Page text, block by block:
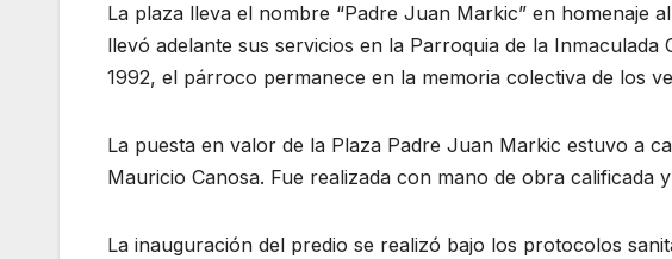
La plaza lleva el nombre “Padre Juan Markic” en homenaje
llevó adelante sus servicios en la Parroquia de la
1992, el párroco permanece en la memoria colectiva de los
La puesta en valor de la Plaza Padre Juan Markic estuvo a
Mauricio Canosa. Fue realizada con mano de obra calificada
La inauguración del predio se realizó bajo los protocolos